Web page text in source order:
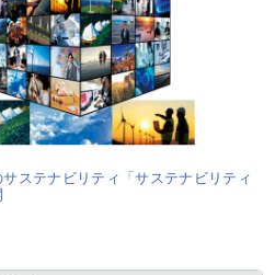
ステナビリティ「サステナビリティ